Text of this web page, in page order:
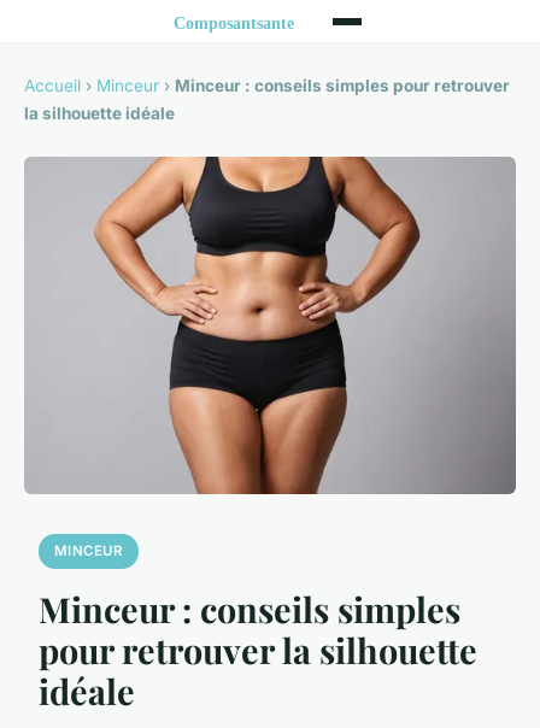
Accueil › Minceur › Minceur : conseils simples pour retrouver
la silhouette idéale
MINCEUR
Minceur : conseils simples
pour retrouver la silhouette
idéale